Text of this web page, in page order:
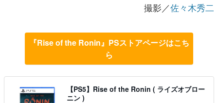
撮影／佐々木秀二
『Rise of the Ronin』PSストアページはこち
ら
【PS5】Rise of the Ronin ( ライズオブロー
ニン )